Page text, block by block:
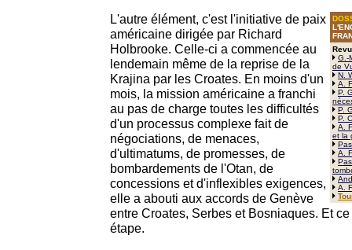
G.-
de
N.
A.
P.
P.
P.
A.
et la
A.
A.
L'autre élément, c'est l'initiative de paix
américaine dirigée par Richard
Holbrooke. Celle-ci a commencée au
lendemain même de la reprise de la
Krajina par les Croates. En moins d'un
mois, la mission américaine a franchi
au pas de charge toutes les difficultés
d'un processus complexe fait de
négociations, de menaces,
d'ultimatums, de promesses, de
bombardements de l'Otan, de
concessions et d'inflexibles exigences,
elle a abouti aux accords de Genève
entre Croates, Serbes et Bosniaques. Et
étape.